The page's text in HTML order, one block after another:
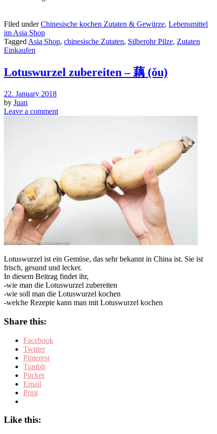
Filed underChinesische kochen Zutaten & Gewürze, Lebensmittel
im Asia Shop
Tagged Asia Shop, chinesische Zutaten, Silberohr Pilze, Zutaten
Einkaufen
Lotuswurzel zubereiten – 藕 (ǒu)
22. January 2018
by Juan
Leave a comment
Lotuswurzel ist ein Gemüse, das sehr bekannt in China ist. Sie ist
frisch, gesund und lecker.
In diesem Beitrag findet ihr,
-wie man die Lotuswurzel zubereiten
-wie soll man die Lotuswurzel kochen
-welche Rezepte kann man mit Lotuswurzel kochen
Share this:
Facebook
Twitter
Pinterest
Tumblr
Pocket
Email
Print
Like this: